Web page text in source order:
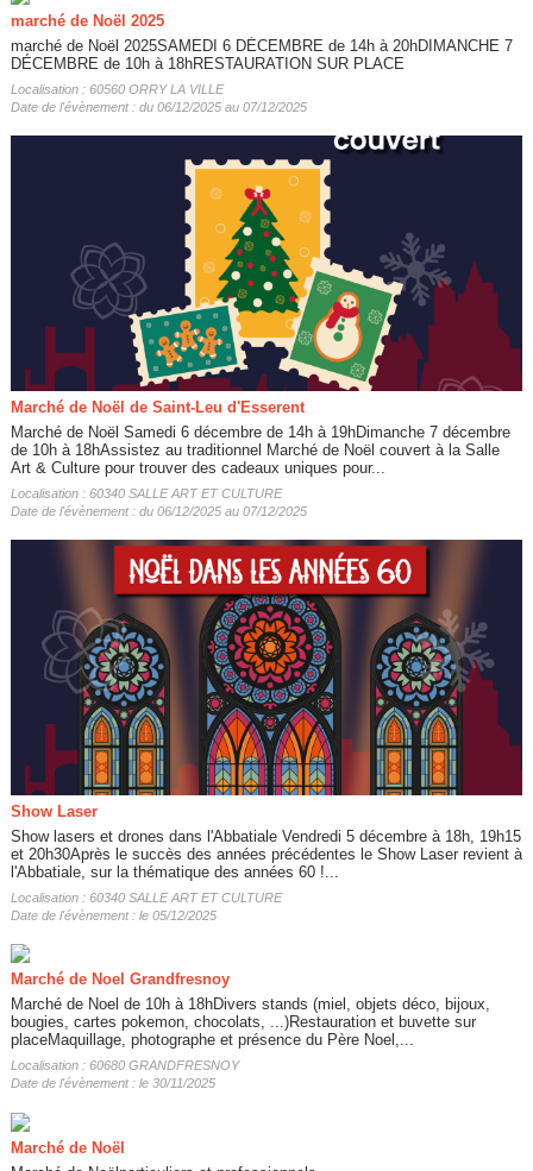
marché de Noël 2025
marché de Noël 2025SAMEDI 6 DÉCEMBRE de 14h à 20hDIMANCHE 7
DÉCEMBRE de 10h à 18hRESTAURATION SUR PLACE
Localisation : 60560 ORRY LA VILLE
Date de l'évènement : du 06/12/2025 au 07/12/2025
Marché de Noël de Saint-Leu d'Esserent
Marché de Noël Samedi 6 décembre de 14h à 19hDimanche 7 décembre
de 10h à 18hAssistez au traditionnel Marché de Noël couvert à la Salle
Art & Culture pour trouver des cadeaux uniques pour...
Localisation : 60340 SALLE ART ET CULTURE
Date de l'évènement : du 06/12/2025 au 07/12/2025
Show Laser
Show lasers et drones dans l'Abbatiale Vendredi 5 décembre à 18h, 19h15
et 20h30Après le succès des années précédentes le Show Laser revient à
l'Abbatiale, sur la thématique des années 60 !...
Localisation : 60340 SALLE ART ET CULTURE
Date de l'évènement : le 05/12/2025
Marché de Noel Grandfresnoy
Marché de Noel de 10h à 18hDivers stands (miel, objets déco, bijoux,
bougies, cartes pokemon, chocolats, ...)Restauration et buvette sur
placeMaquillage, photographe et présence du Père Noel,...
Localisation : 60680 GRANDFRESNOY
Date de l'évènement : le 30/11/2025
Marché de Noël